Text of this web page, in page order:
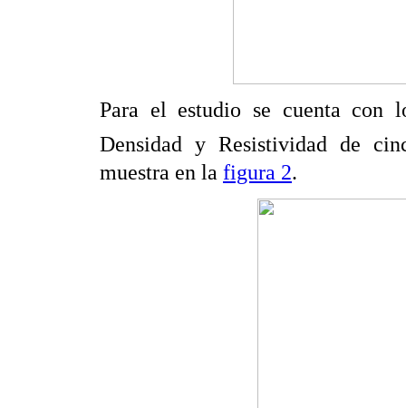
Para el estudio se cuenta con
Densidad y Resistividad de
muestra en la figura 2.